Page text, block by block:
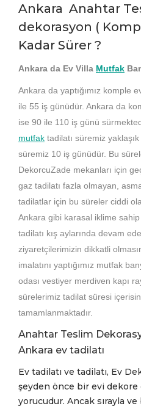
Ankara Anahtar
dekorasyon (
Kadar Sürer ?
Ankara da Ev Villa Mutfak
Ankara da yaptığımız komple
ile 55 iş günüdür. Ankara da
ise 90 ile 110 iş günü
mutfak tadilatı süremiz
süremiz 10 iş günüdür. Bu
DekorcuZade mekanları için
gaz tadilatı fazla olmayan,
tadilatlar için bu süreler ciddi
Ankara gibi karasal iklime
tadilatı kış aylarında devam
ziyaretçilerimizin dikkatli
imalatını yaptığımız mutfak
odası vestiyer merdiven kapı
sürelerimiz tadilat süresi
tamamlanmaktadır.
Anahtar Teslim
Ankara ev tadilatı
Ev tadilatı ve tadilatı, Ev
şeyden önce bir evi
yorucudur. Ancak sırayla